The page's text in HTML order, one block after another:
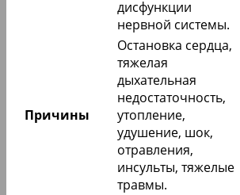
дисфункции
нервной системы.
Причины
Остановка сердца,
тяжелая
дыхательная
недостаточность,
утопление,
удушение, шок,
отравления,
инсульты, тяжелые
травмы.